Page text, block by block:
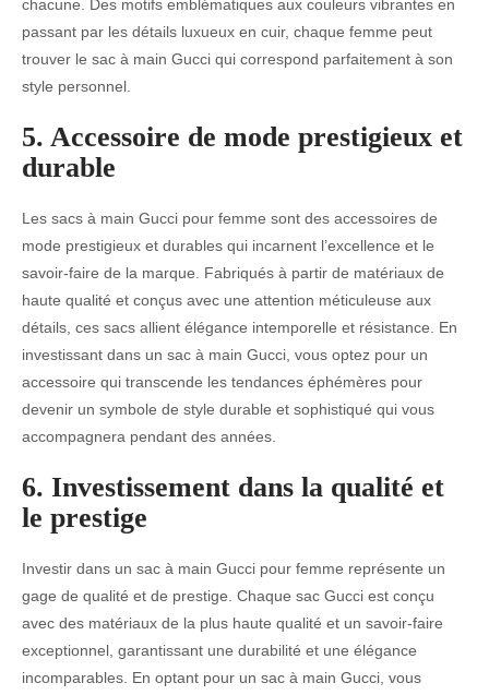
chacune. Des motifs emblématiques aux couleurs vibrantes en
passant par les détails luxueux en cuir, chaque femme peut
trouver le sac à main Gucci qui correspond parfaitement à son
style personnel.
5. Accessoire de mode prestigieux et
durable
Les sacs à main Gucci pour femme sont des accessoires de
mode prestigieux et durables qui incarnent l’excellence et le
savoir-faire de la marque. Fabriqués à partir de matériaux de
haute qualité et conçus avec une attention méticuleuse aux
détails, ces sacs allient élégance intemporelle et résistance. En
investissant dans un sac à main Gucci, vous optez pour un
accessoire qui transcende les tendances éphémères pour
devenir un symbole de style durable et sophistiqué qui vous
accompagnera pendant des années.
6. Investissement dans la qualité et
le prestige
Investir dans un sac à main Gucci pour femme représente un
gage de qualité et de prestige. Chaque sac Gucci est conçu
avec des matériaux de la plus haute qualité et un savoir-faire
exceptionnel, garantissant une durabilité et une élégance
incomparables. En optant pour un sac à main Gucci, vous